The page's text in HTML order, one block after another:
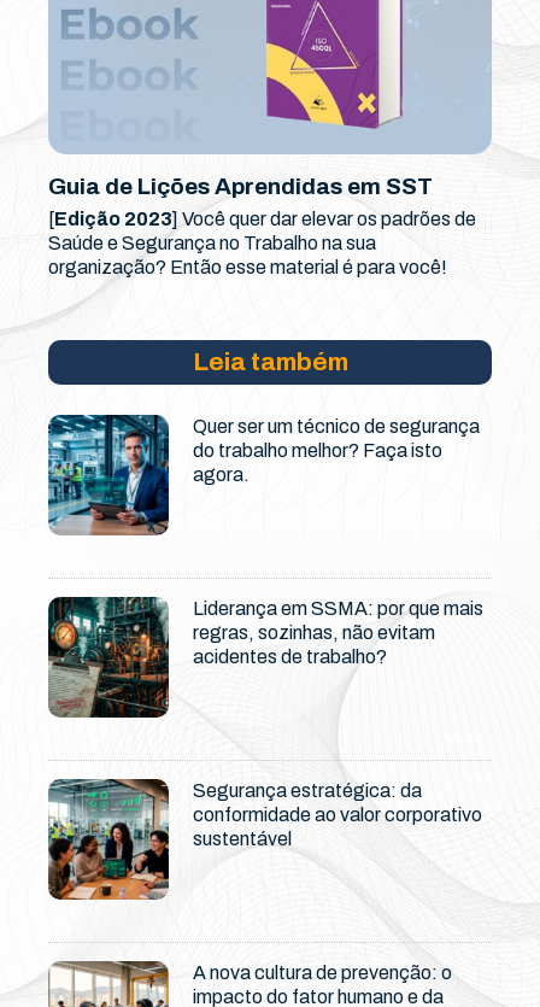
Guia de Lições Aprendidas em SST
[Edição 2023] Você quer dar elevar os padrões de
Saúde e Segurança no Trabalho na sua
organização? Então esse material é para você!
Leia também
Quer ser um técnico de segurança
do trabalho melhor? Faça isto
agora.
Liderança em SSMA: por que mais
regras, sozinhas, não evitam
acidentes de trabalho?
Segurança estratégica: da
conformidade ao valor corporativo
sustentável
A nova cultura de prevenção: o
impacto do fator humano e da